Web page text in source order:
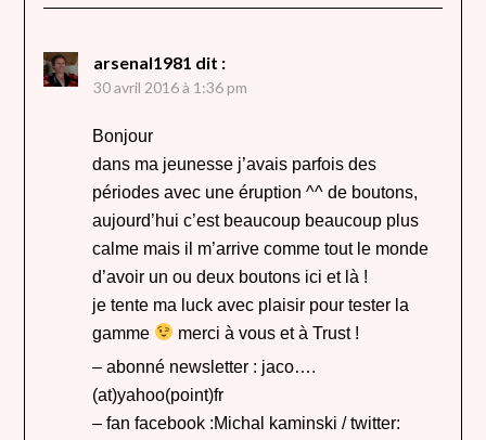
arsenal1981 dit :
30 avril 2016 à 1:36 pm
Bonjour
dans ma jeunesse j’avais parfois des
périodes avec une éruption ^^ de boutons,
aujourd’hui c’est beaucoup beaucoup plus
calme mais il m’arrive comme tout le monde
d’avoir un ou deux boutons ici et là !
je tente ma luck avec plaisir pour tester la
gamme
merci à vous et à Trust !
– abonné newsletter : jaco….
(at)yahoo(point)fr
– fan facebook :Michal kaminski / twitter: